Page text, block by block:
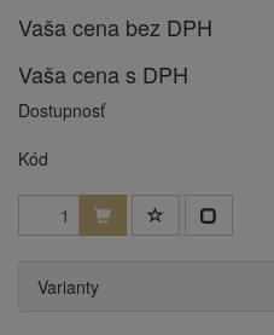
Vaša cena bez DPH
Vaša cena s DPH
Dostupnosť
Kód
Varianty